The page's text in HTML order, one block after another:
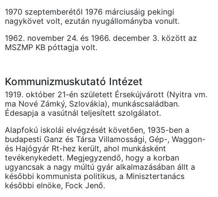
1970 szeptemberétől 1976 márciusáig pekingi
nagykövet volt, ezután nyugállományba vonult.
1962. november 24. és 1966. december 3. között az
MSZMP KB póttagja volt.
Kommunizmuskutató Intézet
1919. október 21-én született Érsekújvárott (Nyitra vm.
ma Nové Zámký, Szlovákia), munkáscsaládban.
Édesapja a vasútnál teljesített szolgálatot.
Alapfokú iskolái elvégzését követően, 1935-ben a
budapesti Ganz és Társa Villamossági, Gép-, Waggon-
és Hajógyár Rt-hez került, ahol munkásként
tevékenykedett. Megjegyzendő, hogy a korban
ugyancsak a nagy múltú gyár alkalmazásában állt a
későbbi kommunista politikus, a Minisztertanács
későbbi elnöke, Fock Jenő.